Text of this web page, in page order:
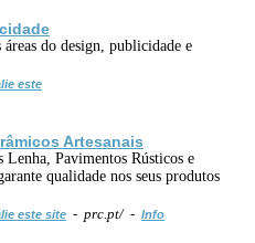
do design, publicidade e
este
Artesanais
Lenha, Pavimentos Rústicos e
qualidade nos seus produtos
este site - prc.pt/ - Info